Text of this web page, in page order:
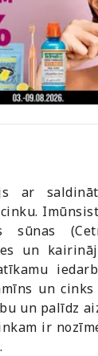
ar
sūnas
un
un
un palīdz
ir